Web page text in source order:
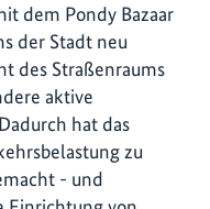
dem Pondy Bazaar
der Stadt neu
des Straßenraums
aktive
hat das
zu
- und